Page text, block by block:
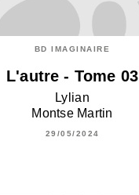
BD IMAGINAIRE
L'autre - Tome 03
Lylian
Montse Martin
29/05/2024